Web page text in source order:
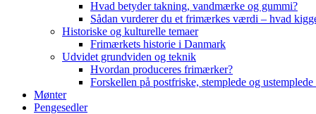
Hvad betyder takning, vandmærke og gummi?
Sådan vurderer du et frimærkes værdi – hvad
Historiske og kulturelle temaer
Frimærkets historie i Danmark
Udvidet grundviden og teknik
Hvordan produceres frimærker?
Forskellen på postfriske, stemplede og
Mønter
Pengesedler